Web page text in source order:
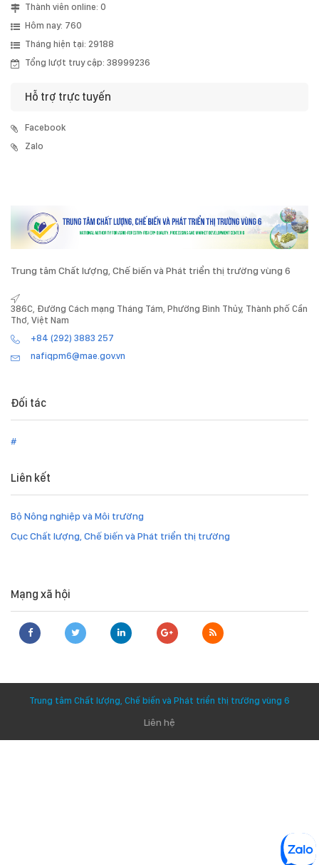
Thành viên online: 0
Hôm nay: 760
Tháng hiện tại: 29188
Tổng lượt truy cập: 38999236
Hỗ trợ trực tuyến
Facebook
Zalo
Trung tâm Chất lượng, Chế biến và Phát triển thị trường vùng 6
386C, Đường Cách mạng Tháng Tám, Phường Bình Thủy, Thành phố Cần
Thơ, Việt Nam
+84 (292) 3883 257
nafiqpm6@mae.gov.vn
Đối tác
#
Liên kết
Bộ Nông nghiệp và Môi trường
Cục Chất lượng, Chế biến và Phát triển thị trường
Mạng xã hội
Trung tâm Chất lượng, Chế biến và Phát triển thị trường vùng 6
Liên hệ